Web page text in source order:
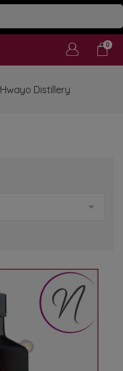
0
Hwayo Distillery
